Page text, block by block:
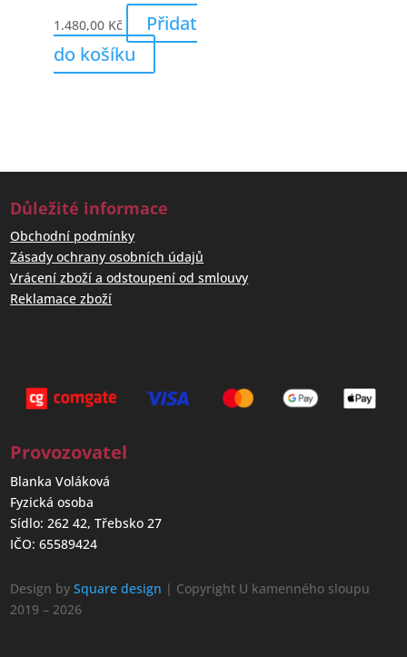
1.480,00 Kč
Přidat
do košíku
Důležité informace
Obchodní podmínky
Zásady ochrany osobních údajů
Vrácení zboží a odstoupení od smlouvy
Reklamace zboží
Provozovatel
Blanka Voláková
Fyzická osoba
Sídlo: 262 42, Třebsko 27
IČO: 65589424
Design bySquare design | Copyright U kamenného sloupu
2019 – 2026